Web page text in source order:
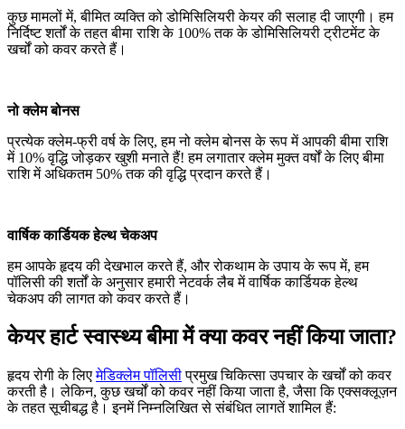
कुछ मामलों में, बीमित व्यक्ति को डोमिसिलियरी केयर की सलाह दी जाएगी। हम
निर्दिष्ट शर्तों के तहत बीमा राशि के 100% तक के डोमिसिलियरी ट्रीटमेंट के
खर्चों को कवर करते हैं।
नो क्लेम बोनस
प्रत्येक क्लेम-फ्री वर्ष के लिए, हम नो क्लेम बोनस के रूप में आपकी बीमा राशि
में 10% वृद्धि जोड़कर खुशी मनाते हैं! हम लगातार क्लेम मुक्त वर्षों के लिए बीमा
राशि में अधिकतम 50% तक की वृद्धि प्रदान करते हैं।
वार्षिक कार्डियक हेल्थ चेकअप
हम आपके हृदय की देखभाल करते हैं, और रोकथाम के उपाय के रूप में, हम
पॉलिसी की शर्तों के अनुसार हमारी नेटवर्क लैब में वार्षिक कार्डियक हेल्थ
चेकअप की लागत को कवर करते हैं।
केयर हार्ट स्वास्थ्य बीमा में क्या कवर नहीं किया जाता?
हृदय रोगी के लिएमेडिक्लेम पॉलिसीप्रमुख चिकित्सा उपचार के खर्चों को कवर
करती है। लेकिन, कुछ खर्चों को कवर नहीं किया जाता है, जैसा कि एक्सक्लूज़न
के तहत सूचीबद्ध है। इनमें निम्नलिखित से संबंधित लागतें शामिल हैं: